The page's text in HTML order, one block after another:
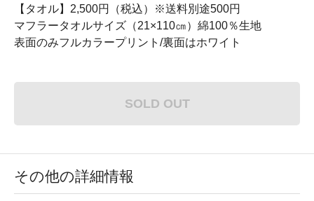
【タオル】2,500円（税込）※送料別途500円
マフラータオルサイズ（21×110㎝）綿100％生地
表面のみフルカラープリント/裏面はホワイト
SOLD OUT
その他の詳細情報